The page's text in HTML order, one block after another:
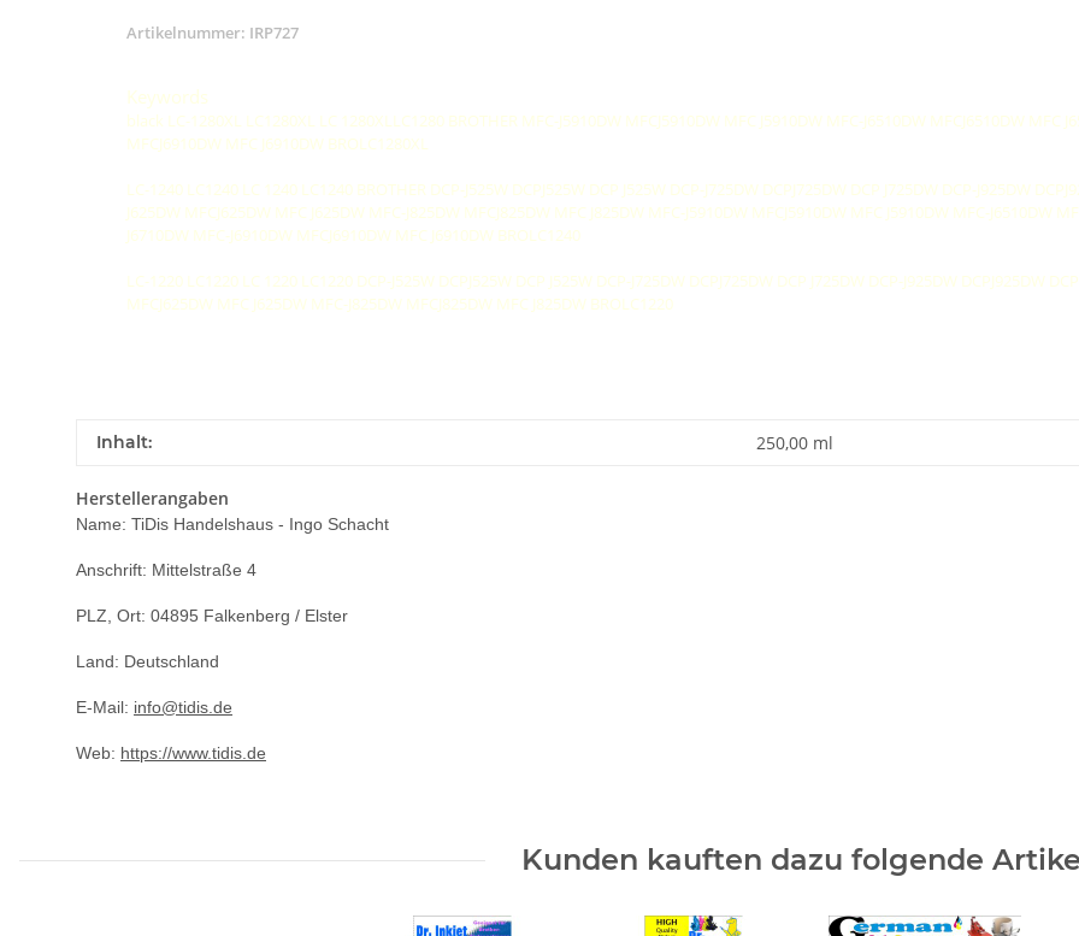
Artikelnummer: IRP727
Keywords
black LC-1280XL LC1280XL LC 1280XLLC1280 BROTHER MFC-J5910DW MFCJ5910DW MFC J5910DW MFC-J6510DW MFCJ6510DW MFC
MFCJ6910DW MFC J6910DW BROLC1280XL
LC-1240 LC1240 LC 1240 LC1240 BROTHER DCP-J525W DCPJ525W DCP J525W DCP-J725DW DCPJ725DW DCP J725DW DCP-J925DW
J625DW MFCJ625DW MFC J625DW MFC-J825DW MFCJ825DW MFC J825DW MFC-J5910DW MFCJ5910DW MFC J5910DW MFC-J6510DW
J6710DW MFC-J6910DW MFCJ6910DW MFC J6910DW BROLC1240
LC-1220 LC1220 LC 1220 LC1220 DCP-J525W DCPJ525W DCP J525W DCP-J725DW DCPJ725DW DCP J725DW DCP-J925DW DCPJ925DW
MFCJ625DW MFC J625DW MFC-J825DW MFCJ825DW MFC J825DW BROLC1220
Inhalt: 250,00 ml
Herstellerangaben
Name: TiDis Handelshaus - Ingo Schacht
Anschrift: Mittelstraße 4
PLZ, Ort: 04895 Falkenberg / Elster
Land: Deutschland
E-Mail: info@tidis.de
Web: https://www.tidis.de
Kunden kauften dazu folgende